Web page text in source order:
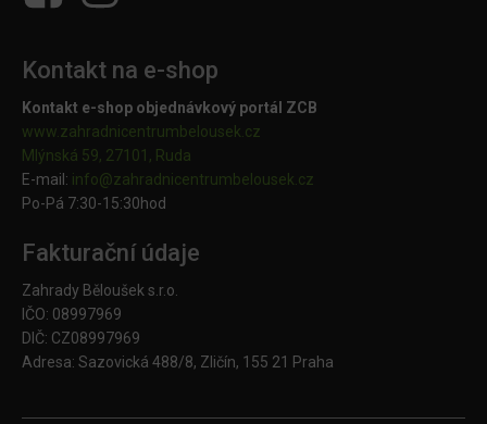
Kontakt na e-shop
Kontakt e-shop objednávkový portál ZCB
www.zahradnicentrumbelousek.cz
Mlýnská 59, 27101, Ruda
E-mail: info@zahradnicentrumbelousek. cz
Po-Pá 7:30-15:30hod
Fakturační údaje
Zahrady Běloušek s.r.o.
IČO: 08997969
DIČ: CZ08997969
Adresa: Sazovická 488/8, Zličín, 155 21 Praha